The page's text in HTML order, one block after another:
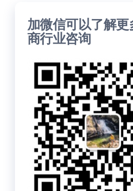
加微信可以了解
商行业咨询